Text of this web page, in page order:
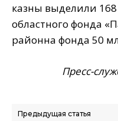
казны выделили 168
областного фонда
районна фонда 50
Пресс-
Предыдущая статья